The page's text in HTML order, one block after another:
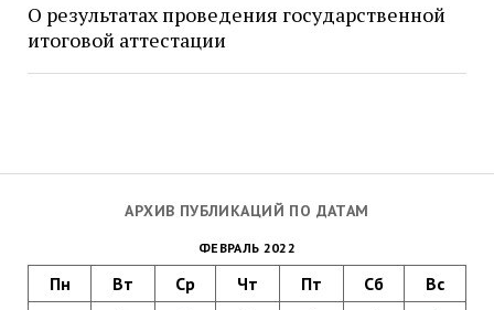
АРХИВ ПУБЛИКАЦИЙ ПО ДАТАМ
ФЕВРАЛЬ 2022
Пн Вт Ср Чт Пт Сб Вс
О результатах проведения государственной
итоговой аттестации